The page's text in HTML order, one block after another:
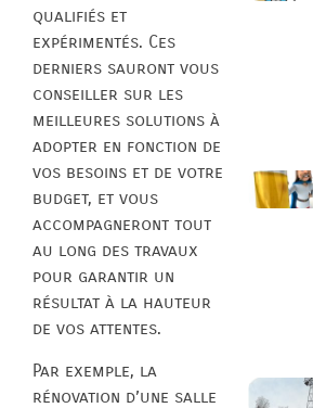
qualifiés et
expérimentés. Ces
derniers sauront vous
conseiller sur les
meilleures solutions à
adopter en fonction de
vos besoins et de votre
budget, et vous
accompagneront tout
au long des travaux
pour garantir un
résultat à la hauteur
de vos attentes.
Par exemple, la
rénovation d’une salle